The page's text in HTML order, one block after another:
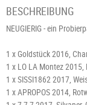
BESCHREIBUNG
NEUGIERIG - ein
1 x Goldstück 2016,
1 x LO LA Montez
1 x SISSI1862 2017,
1 x APROPOS 2014,